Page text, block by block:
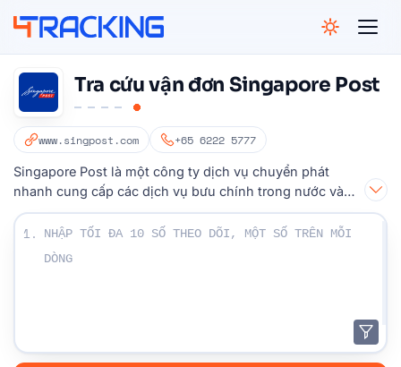
Tra cứu vận đơn Singapore Post
www.singpost.com +65 6222 5777
Singapore Post là một công ty dịch vụ chuyển phát
nhanh cung cấp các dịch vụ bưu chính trong nước và
quốc tế.
Nhập số Theo dõi của bạn:
1.